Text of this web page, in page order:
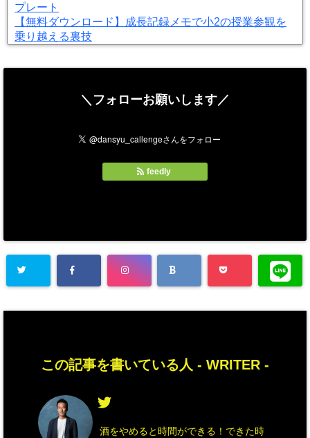
プレート
【無料ダウンロード】成長記録メモで小2の授業参観を
乗り越える裏技
＼フォローお願いします／
feedly
この記事を書いている人 - WRITER -
酒をやめると時間ができる！できた時